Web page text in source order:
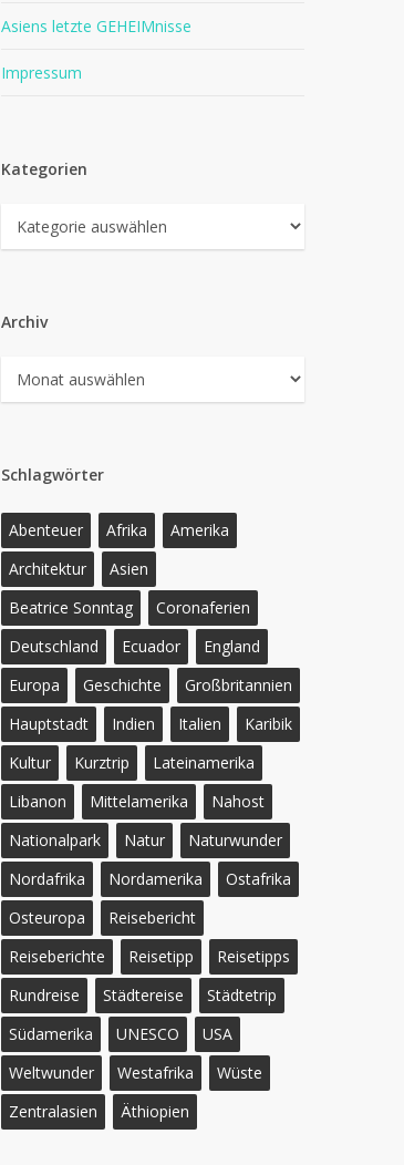
Asiens letzte GEHEIMnisse
Impressum
Kategorien
Kategorien
Archiv
Archiv
Schlagwörter
Abenteuer Afrika
Amerika
Architektur
Asien
Beatrice Sonntag
Coronaferien
Deutschland
Ecuador
England
Europa
Geschichte
Großbritannien
Hauptstadt
Indien Italien
Karibik
Kultur
Kurztrip
Lateinamerika
Libanon
Mittelamerika
Nahost
Nationalpark
Natur
Naturwunder
Nordafrika
Nordamerika
Ostafrika
Osteuropa
Reisebericht
Reiseberichte
Reisetipp
Reisetipps
Rundreise
Städtereise
Städtetrip
Südamerika
UNESCO
USA
Weltwunder
Westafrika
Wüste
Zentralasien
Äthiopien